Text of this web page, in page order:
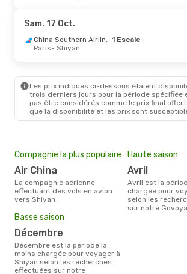
Sam. 17 Oct.
China Southern Airlines 1 Escale
Paris- Shiyan
Les prix indiqués ci-dessous étaient
trois derniers jours pour la période spécifiée
pas être considérés comme le prix final
que la disponibilité et les prix sont
Compagnie la plus populaire
Air China
La compagnie aérienne
effectuant des vols en avion
vers Shiyan
Haute saison
avril
avril est la période la plus
chargée pour
selon les
sur notre
Basse saison
décembre
décembre est la période la
moins chargée pour voyager à
Shiyan selon les recherches
effectuées sur notre